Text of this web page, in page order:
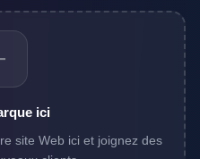
ici
site Web ici et joignez des